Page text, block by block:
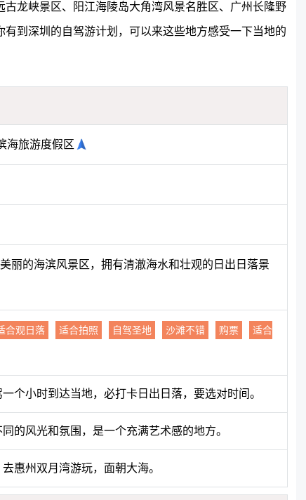
龙峡景区、阳江海陵岛大角湾风景名胜区、广州长隆野
到深圳的自驾游计划，可以来这些地方感受一下当地的
海旅游度假区
丽的海滨风景区，拥有清澈海水和壮观的日出日落景
合观日落 适合拍照 自驾圣地 沙滩不错 购票 适合
个小时到达当地，必打卡日出日落，要选对时间。
的风光和氛围，是一个充满艺术感的地方。
惠州双月湾游玩，面朝大海。